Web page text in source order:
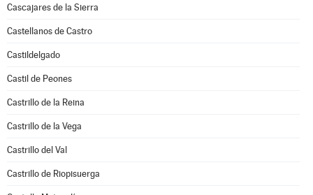
Cascajares de la Sierra
Castellanos de Castro
Castildelgado
Castil de Peones
Castrillo de la Reina
Castrillo de la Vega
Castrillo del Val
Castrillo de Riopisuerga